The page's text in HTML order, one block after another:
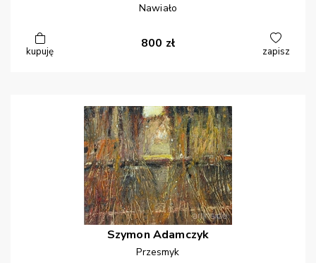
Nawiało
kupuję
800 zł
zapisz
Szymon Adamczyk
Przesmyk